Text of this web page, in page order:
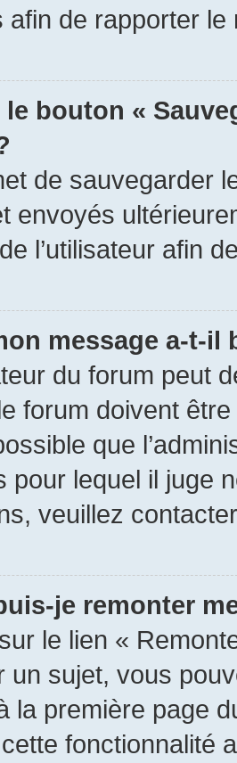
afin de rapporter le
bouton «
de sauvegarder
envoyés
l’utilisateur afin
message a-t-il
du forum peut
forum doivent
que
pour lequel il juge
veuillez
je remonter
le lien «
un sujet, vous
la première page
fonctionnalité